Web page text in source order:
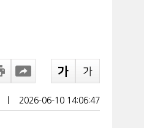
2026-06-10 14:06:47